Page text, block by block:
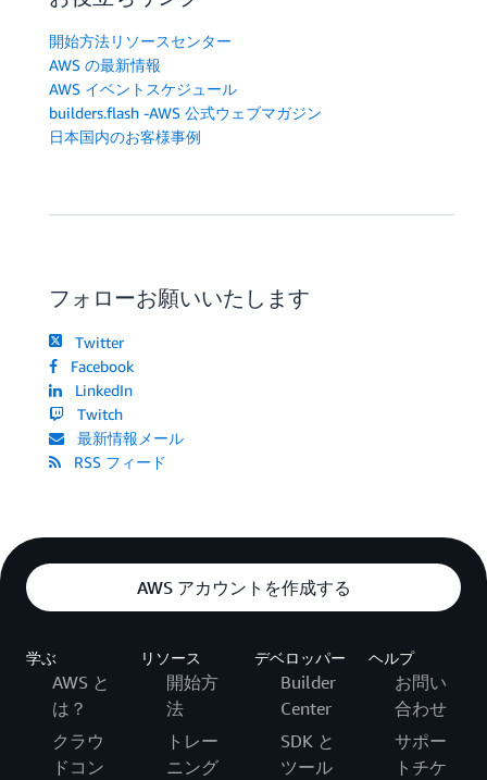
開始方法リソースセンター
AWS の最新情報
AWS イベントスケジュール
builders.flash -AWS 公式ウェブマガジン
日本国内のお客様事例
フォローお願いいたします
Twitter
Facebook
LinkedIn
Twitch
最新情報メール
RSS フィード
AWS アカウントを作成する
学ぶ
AWS と
は？
クラウ
ドコン
リソース
開始方
法
トレー
ニング
デベロッパー
Builder
Center
SDK と
ツール
ヘルプ
お問い
合わせ
サポー
トチケ